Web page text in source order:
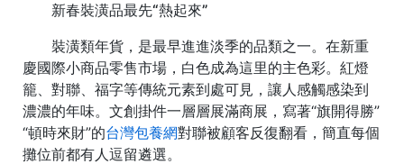
新春裝潢品最先“熱起來”
裝潢類年貨，是最早進進淡季的品類之一。在新重
慶國際小商品零售市場，白色成為這里的主色彩。紅燈
籠、對聯、福字等傳統元素到處可見，讓人感觸感染到
濃濃的年味。文創掛件一層層展滿商展，寫著“旗開得勝”
“頓時來財”的台灣包養網對聯被顧客反復翻看，簡直每個
攤位前都有人逗留遴選。